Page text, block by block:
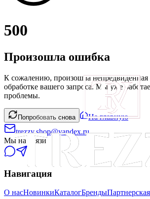
500
Произошла ошибка
К сожалению, произошла
обработке вашего запроса. Мы уже
проблемы.
Попробовать снова
На главную
trezzy.shop@yandex.ru
Мы на связи
Навигация
О насНовинкиКаталогБренды